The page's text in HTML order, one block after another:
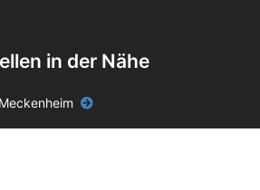
in der Nähe